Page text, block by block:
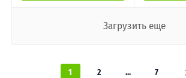
Загрузить еще
1 2 ... 7